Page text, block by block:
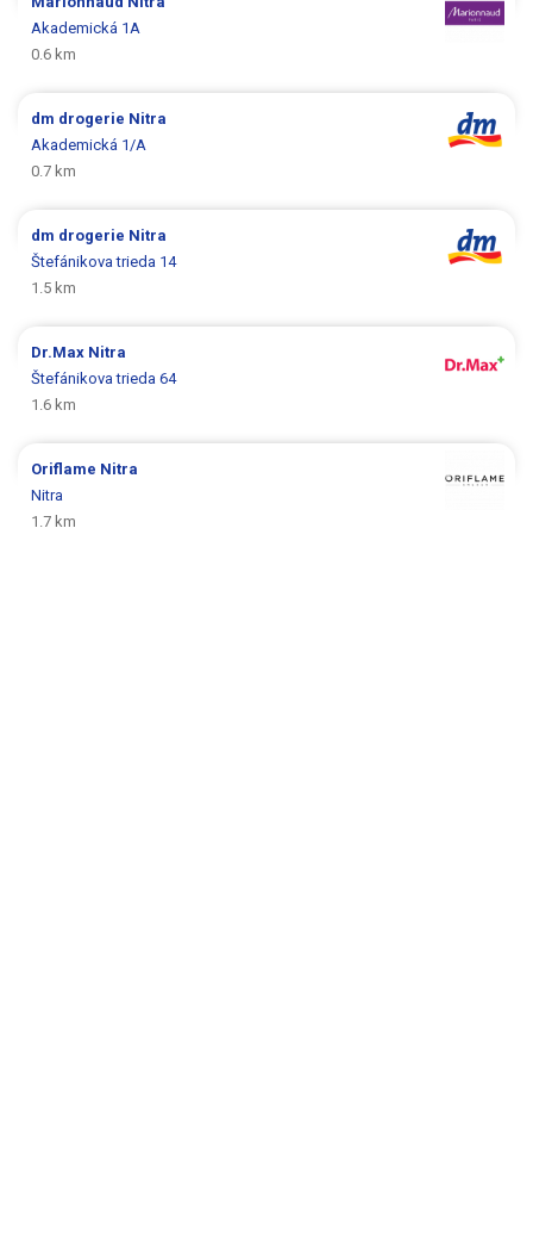
Akademická 1A
0.6 km
dm drogerie Nitra
Akademická 1/A
0.7 km
dm drogerie Nitra
Štefánikova trieda 14
1.5 km
Dr.Max Nitra
Štefánikova trieda 64
1.6 km
Oriflame Nitra
Nitra
1.7 km